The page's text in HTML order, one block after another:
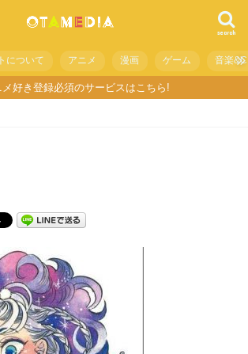
search
について アニメ 漫画 ゲーム 音楽
メ好き登録必須のサービスはこちら!